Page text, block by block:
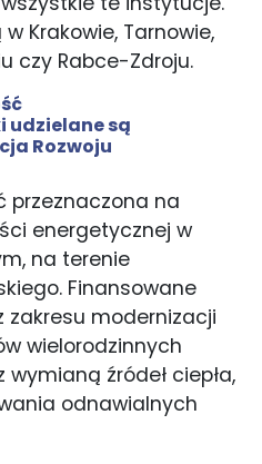
Krakowie, Tarnowie,
czy Rabce-Zdroju.
udzielane są
Rozwoju
przeznaczona na
energetycznej w
na terenie
Finansowane
zakresu modernizacji
wielorodzinnych
źródeł ciepła,
odnawialnych